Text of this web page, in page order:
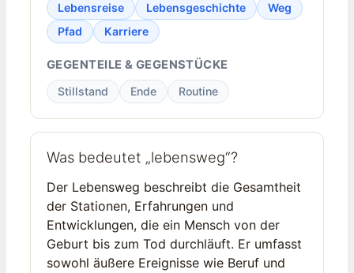
Lebensreise
Lebensgeschichte
Weg
Pfad
Karriere
GEGENTEILE & GEGENSTÜCKE
Stillstand Ende Routine
Was bedeutet „lebensweg“?
Der Lebensweg beschreibt die Gesamtheit
der Stationen, Erfahrungen und
Entwicklungen, die ein Mensch von der
Geburt bis zum Tod durchläuft. Er umfasst
sowohl äußere Ereignisse wie Beruf und